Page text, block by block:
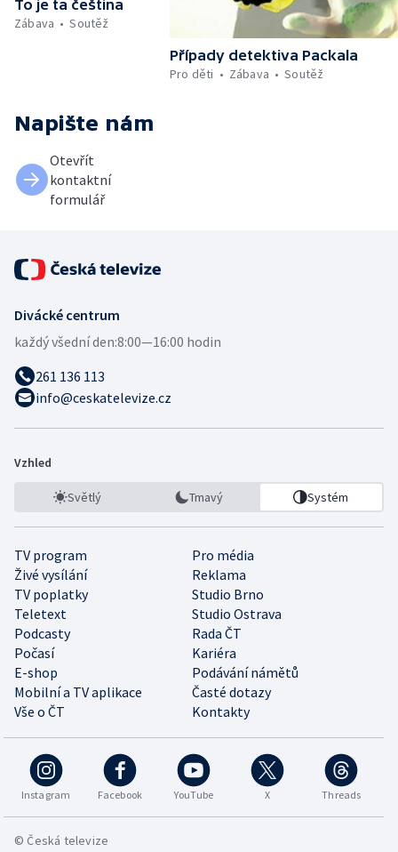
To je ta čeština
Zábava
Soutěž
Případy detektiva Packala
Pro děti
Zábava Soutěž
Napište nám
Otevřít
kontaktní
formulář
Divácké centrum
každý všední den:8:00—16:00 hodin
261 136 113
info@ceskatelevize.cz
Vzhled
Světlý Tmavý Systém
TV program
Pro média
Živé vysílání
Reklama
TV poplatky
Studio Brno
Teletext
Studio Ostrava
Podcasty
Rada ČT
Počasí
Kariéra
E-shop
Podávání námětů
Mobilní a TV aplikace
Časté dotazy
Vše o ČT
Kontakty
Instagram Facebook YouTube X Threads
© Česká televize